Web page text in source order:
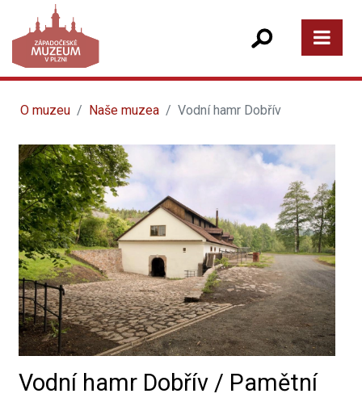
O muzeu Naše muzea Vodní hamr Dobřív
Vodní hamr Dobřív / Pamětní